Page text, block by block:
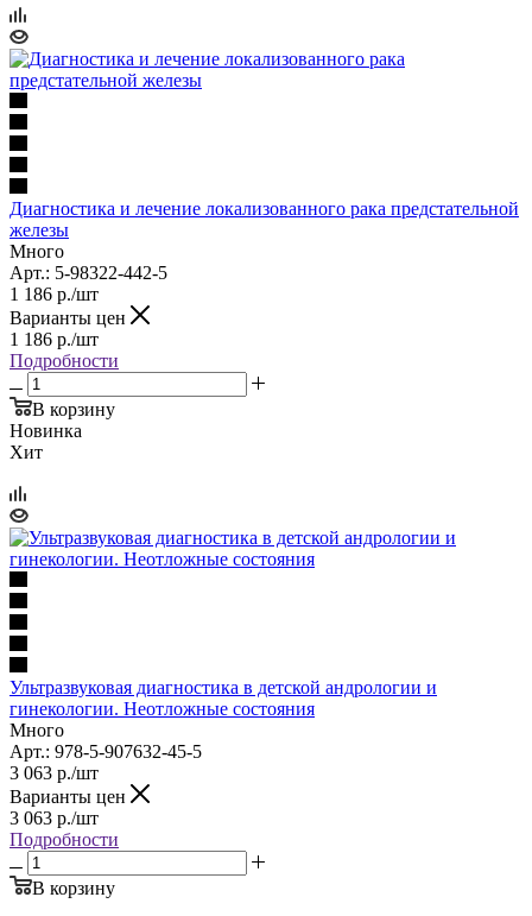
Диагностика и лечение локализованного рака предстательной
железы
Много
Арт.: 5-98322-442-5
1 186 р./шт
Варианты цен
1 186 р./шт
Подробности
В корзину
Новинка
Хит
Ультразвуковая диагностика в детской андрологии и
гинекологии. Неотложные состояния
Много
Арт.: 978-5-907632-45-5
3 063 р./шт
Варианты цен
3 063 р./шт
Подробности
В корзину